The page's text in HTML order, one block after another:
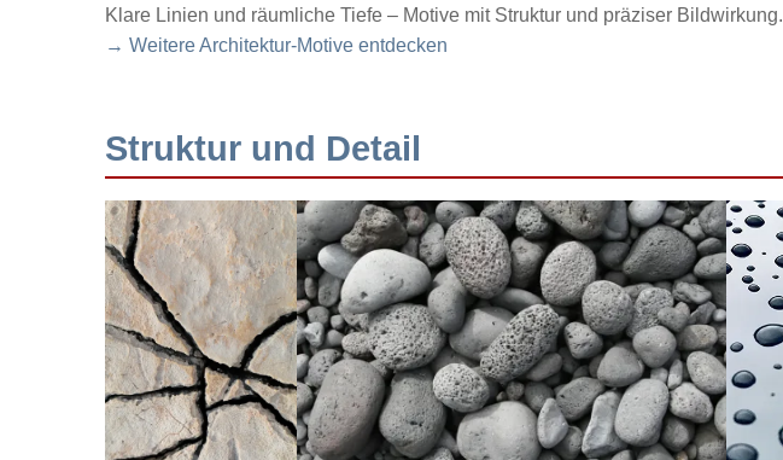
Klare Linien und räumliche Tiefe – Motive mit Struktur und präziser Bildwirkung.
→ Weitere Architektur-Motive entdecken
Struktur und Detail